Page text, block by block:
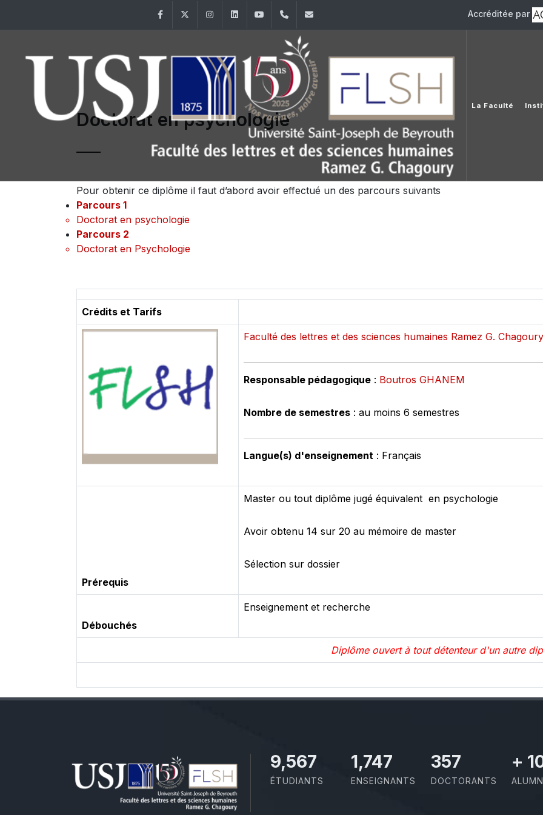
FacebookTwitter InstagramLinkedInYouTube+961 (1) 421 000 Accréditée par
La Faculté
Doctorat en psychologie
Pour obtenir ce diplôme il faut d’abord avoir effectué un des parcours suivants
Parcours 1
Doctorat en psychologie
Parcours 2
Doctorat en Psychologie
Crédits et Tarifs
Faculté des lettres et des sciences humaines Ramez G. Chagoury
Responsable pédagogique : Boutros GHANEM
Nombre de semestres : au moins 6 semestres
Langue(s) d'enseignement : Français
Prérequis
Master ou tout diplôme jugé équivalent en psychologie
Avoir obtenu 14 sur 20 au mémoire de master
Sélection sur dossier
Débouchés
Enseignement et recherche
Diplôme ouvert à tout détenteur d'un autre
11,110
ÉTUDIANTS
2,029
ENSEIGNANTS
414
DOCTORANTS
+